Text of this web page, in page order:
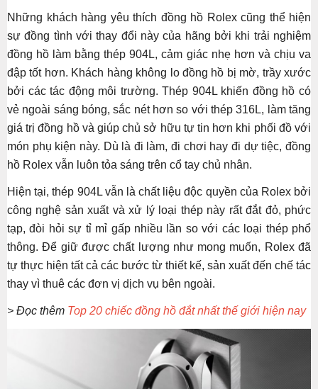
Những khách hàng yêu thích đồng hồ Rolex cũng thể hiện
sự đồng tình với thay đổi này của hãng bởi khi trải nghiệm
đồng hồ làm bằng thép 904L, cảm giác nhẹ hơn và chịu va
đập tốt hơn. Khách hàng không lo đồng hồ bị mờ, trầy xước
bởi các tác động môi trường. Thép 904L khiến đồng hồ có
vẻ ngoài sáng bóng, sắc nét hơn so với thép 316L, làm tăng
giá trị đồng hồ và giúp chủ sở hữu tự tin hơn khi phối đồ với
món phụ kiện này. Dù là đi làm, đi chơi hay đi dự tiệc, đồng
hồ Rolex vẫn luôn tỏa sáng trên cổ tay chủ nhân.
Hiện tại, thép 904L vẫn là chất liệu độc quyền của Rolex bởi
công nghệ sản xuất và xử lý loại thép này rất đắt đỏ, phức
tạp, đòi hỏi sự tỉ mỉ gấp nhiều lần so với các loại thép phổ
thông. Để giữ được chất lượng như mong muốn, Rolex đã
tự thực hiện tất cả các bước từ thiết kế, sản xuất đến chế tác
thay vì thuê các đơn vị dịch vụ bên ngoài.
> Đọc thêm Top 20 chiếc đồng hồ đắt nhất thế giới hiện nay